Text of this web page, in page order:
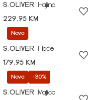
S.OLIVER
Haljina
229,95 KM
Novo
S.OLIVER
Hlače
179,95 KM
Novo -30%
S.OLIVER
Majica